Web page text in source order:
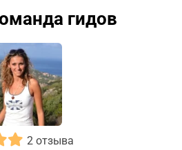
гидов
2 отзыва